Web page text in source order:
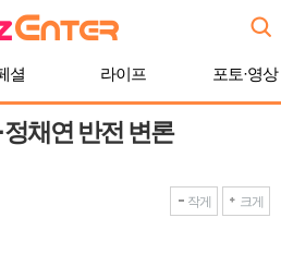
셜 라이프 포토·영상
채연 반전 변론
작게 크게